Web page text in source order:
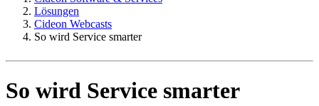
Lösungen
Cideon Webcasts
So wird Service smarter
So wird Service smarter